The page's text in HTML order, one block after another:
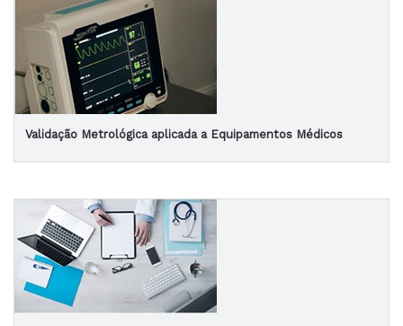
Validação Metrológica aplicada a Equipamentos Médicos